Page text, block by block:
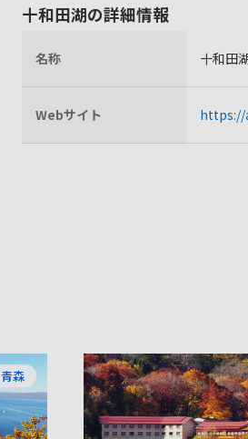
十和田湖の詳細情報
名称 十和田
Webサイト
青森